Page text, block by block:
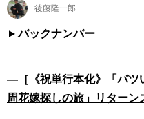
後藤隆一郎
バックナンバー
―［ 《祝単行本化》「バ
周花嫁探しの旅」リターン